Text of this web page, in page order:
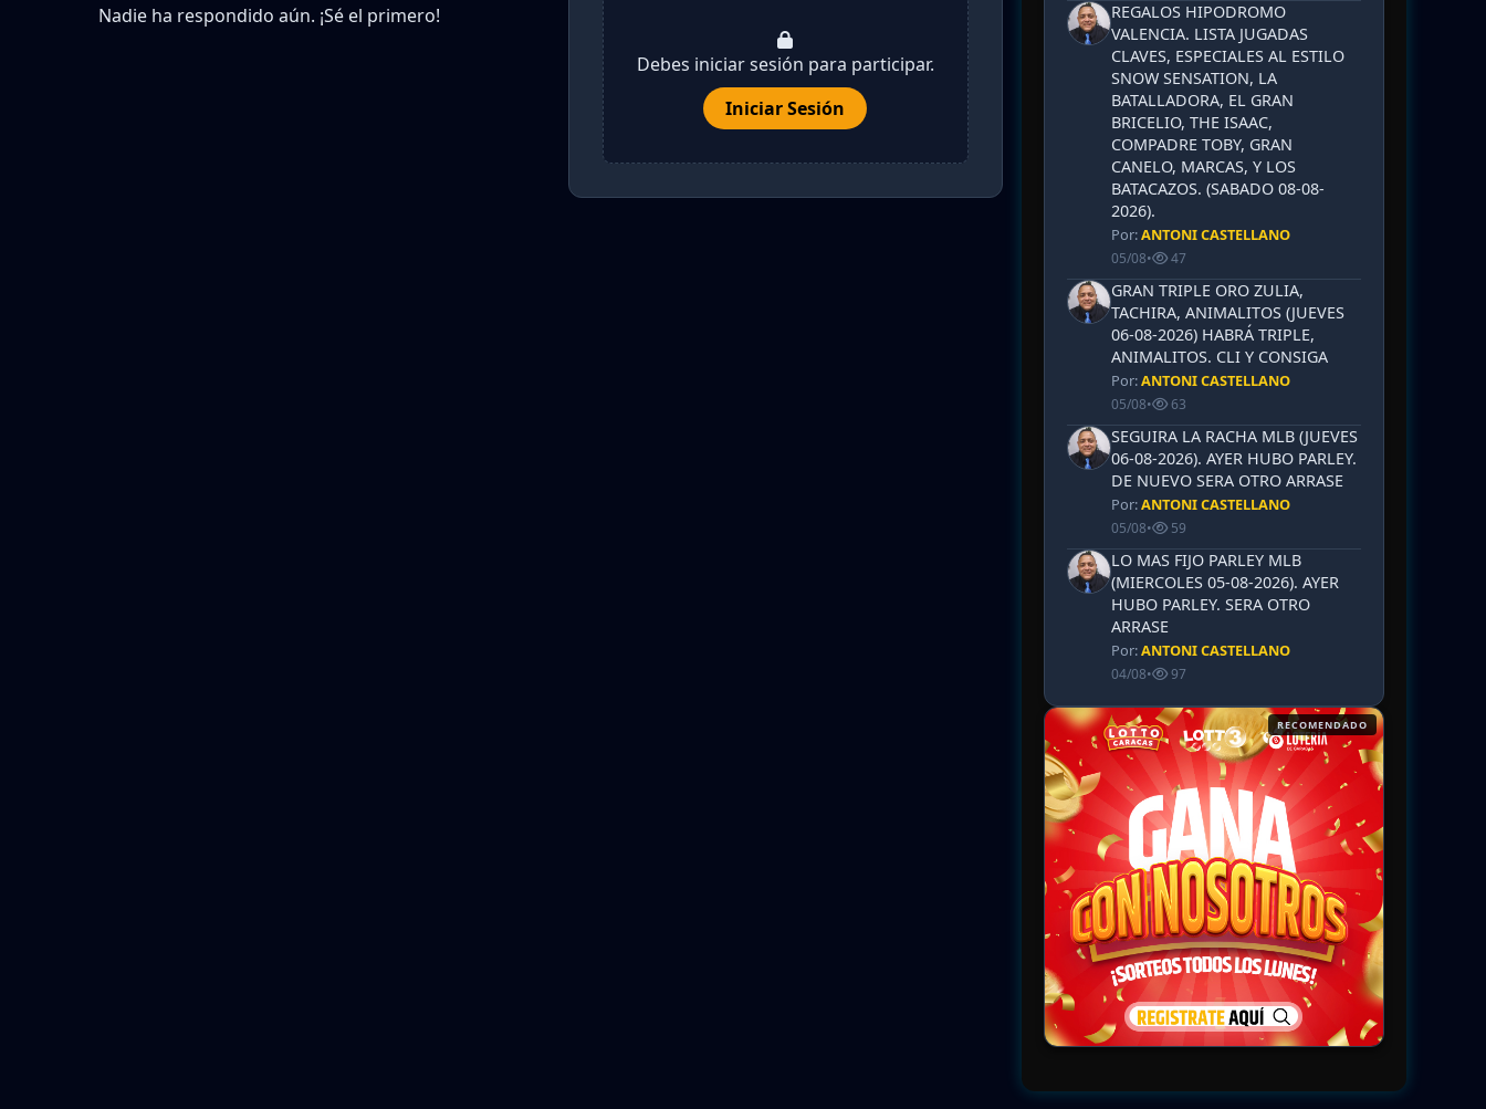
Nadie ha respondido aún. ¡Sé el primero!
Debes iniciar sesión para participar.
Iniciar Sesión
REGALOS HIPODROMO
VALENCIA. LISTA JUGADAS
CLAVES, ESPECIALES AL ESTILO
SNOW SENSATION, LA
BATALLADORA, EL GRAN
BRICELIO, THE ISAAC,
COMPADRE TOBY, GRAN
CANELO, MARCAS, Y LOS
BATACAZOS. (SABADO 08-08-
2026).
Por:ANTONI CASTELLANO
05/08• 47
GRAN TRIPLE ORO ZULIA,
TACHIRA, ANIMALITOS (JUEVES
06-08-2026) HABRÁ TRIPLE,
ANIMALITOS. CLI Y CONSIGA
Por:ANTONI CASTELLANO
05/08• 63
SEGUIRA LA RACHA MLB (JUEVES
06-08-2026). AYER HUBO PARLEY.
DE NUEVO SERA OTRO ARRASE
Por:ANTONI CASTELLANO
05/08• 59
LO MAS FIJO PARLEY MLB
(MIERCOLES 05-08-2026). AYER
HUBO PARLEY. SERA OTRO
ARRASE
Por:ANTONI CASTELLANO
04/08• 97
RECOMENDADO